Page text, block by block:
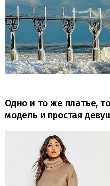
Одно и то же платье,
модель и простая